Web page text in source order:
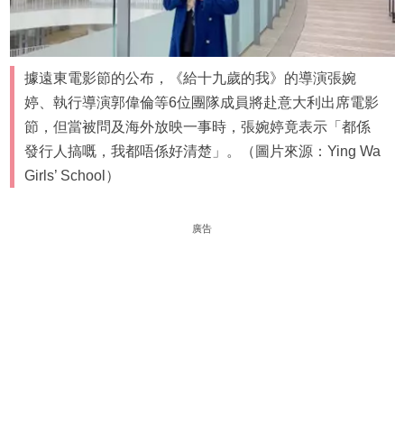
據遠東電影節的公布，《給十九歲的我》的導演張婉
婷、執行導演郭偉倫等6位團隊成員將赴意大利出席電影
節，但當被問及海外放映一事時，張婉婷竟表示「都係
發行人搞嘅，我都唔係好清楚」。（圖片來源：Ying Wa
Girls’ School）
廣告